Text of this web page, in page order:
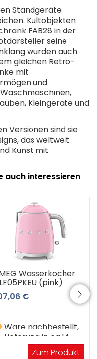
Standgeräte
Kultobjekten
FAB28 in der
seine
wurden auch
gleichen Retro-
mit
und
Kleingeräte und
Versionen sind sie
das weltweit
Kunst mit
auch interessieren
Wasserkocher
(pink)
€
Ware nachbestellt,
Lieferung in ca.14
WerktagenZum Produkt